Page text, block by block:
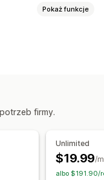
Pokaż funkcje
firmy.
Unlimited
$19.99/
albo $191.90/